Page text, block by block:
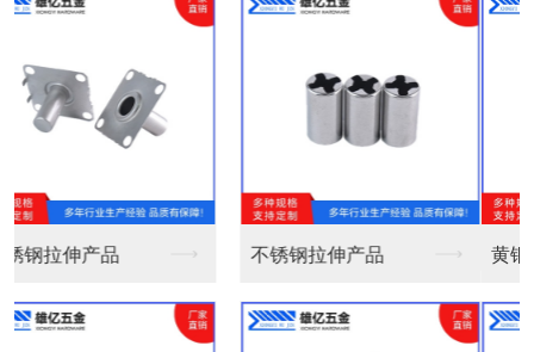
黄铜外壳镀镍收口 Φ... 黄铜外壳镀镍不收口Φ...